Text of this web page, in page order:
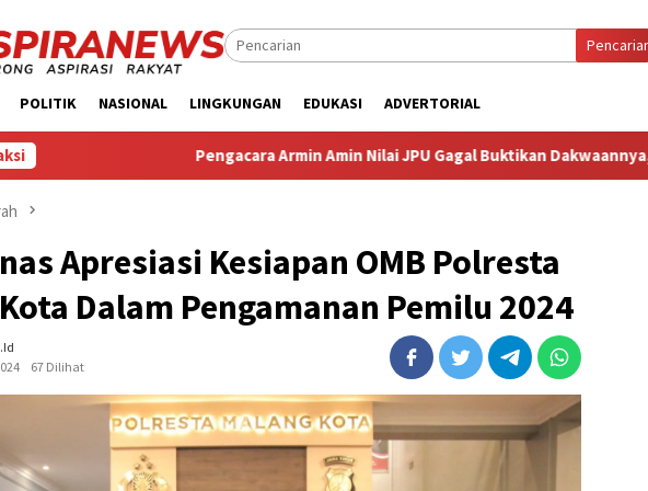
POLITIK NASIONAL LINGKUNGAN EDUKASI ADVERTORIAL
‎Pengacara Armin Amin Nilai JPU Gagal Buktikan Dakwaannya, Optimistis
Apresiasi Kesiapan OMB Polresta
Dalam Pengamanan Pemilu 2024
67 Dilihat